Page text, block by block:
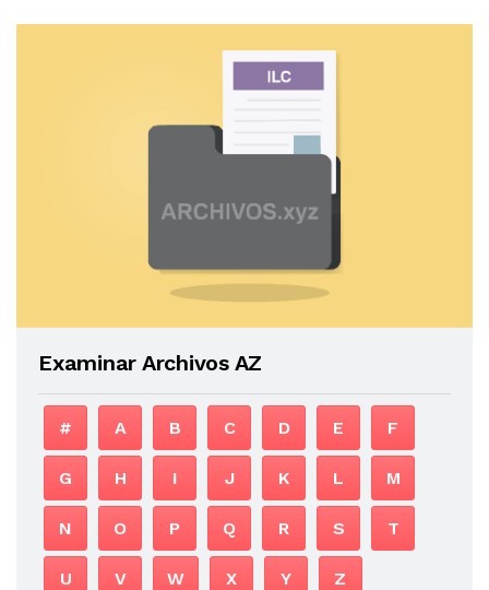
Examinar Archivos AZ
# A B C D E F
G H I J K L M
N O P Q R S T
U V W X Y Z